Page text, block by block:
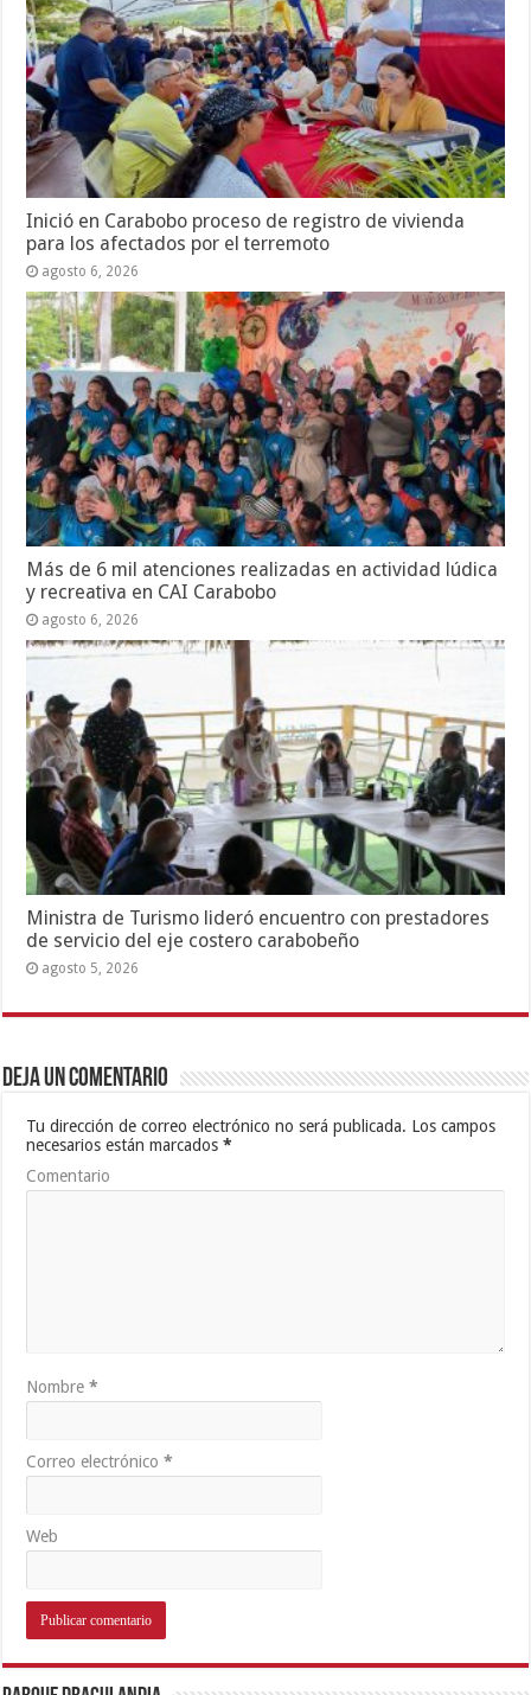
Inició en Carabobo proceso de registro de vivienda
para los afectados por el terremoto
agosto 6, 2026
Más de 6 mil atenciones realizadas en actividad lúdica
y recreativa en CAI Carabobo
agosto 6, 2026
Ministra de Turismo lideró encuentro con prestadores
de servicio del eje costero carabobeño
agosto 5, 2026
Deja un comentario
Tu dirección de correo electrónico no será publicada. Los campos
necesarios están marcados*
Comentario
Nombre*
Correo electrónico*
Web